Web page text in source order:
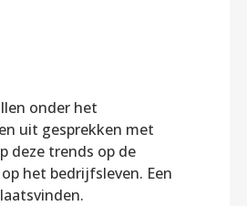
onder het
uit gesprekken met
deze trends op de
het bedrijfsleven. Een